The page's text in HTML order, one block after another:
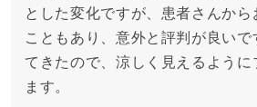
とした変化ですが、患者さんから
こともあり、意外と評判が良い
てきたので、涼しく見えるよう
ます。